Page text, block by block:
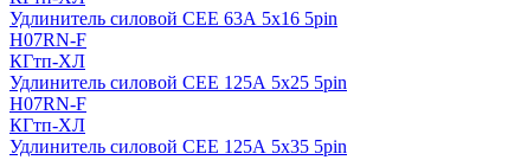
Удлинитель силовой CEE 63А 5x16 5pin
H07RN-F
КГтп-ХЛ
Удлинитель силовой CEE 125А 5x25 5pin
H07RN-F
КГтп-ХЛ
Удлинитель силовой CEE 125А 5x35 5pin